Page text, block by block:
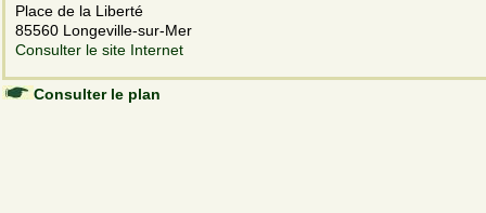
Place de la Liberté
85560 Longeville-sur-Mer
Consulter le site Internet
Consulter le plan